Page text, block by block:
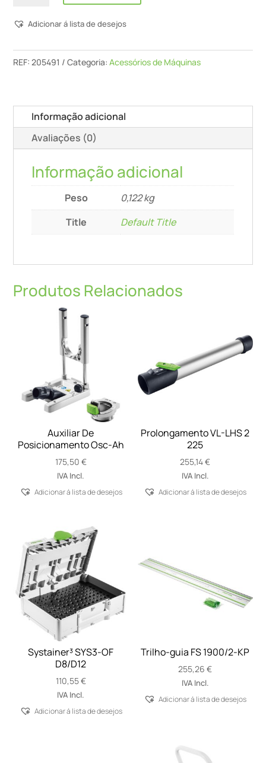
roldana
H-
Adicionar á lista de desejos
REF:205491 Categoria:Acessórios de Máquinas
Informação adicional
Avaliações (0)
Informação adicional
Peso
0,122 kg
Title
Default Title
Produtos Relacionados
Auxiliar De
Posicionamento Osc-Ah
175,50 €
IVA Incl.
Adicionar á lista de desejos
Prolongamento VL-LHS 2
225
255,14€
IVA Incl.
Adicionar á lista de desejos
Systainer³ SYS3-OF
D8/D12
110,55€
IVA Incl.
Adicionar á lista de desejos
Trilho-guia FS 1900/2-KP
255,26€
IVA Incl.
Adicionar á lista de desejos